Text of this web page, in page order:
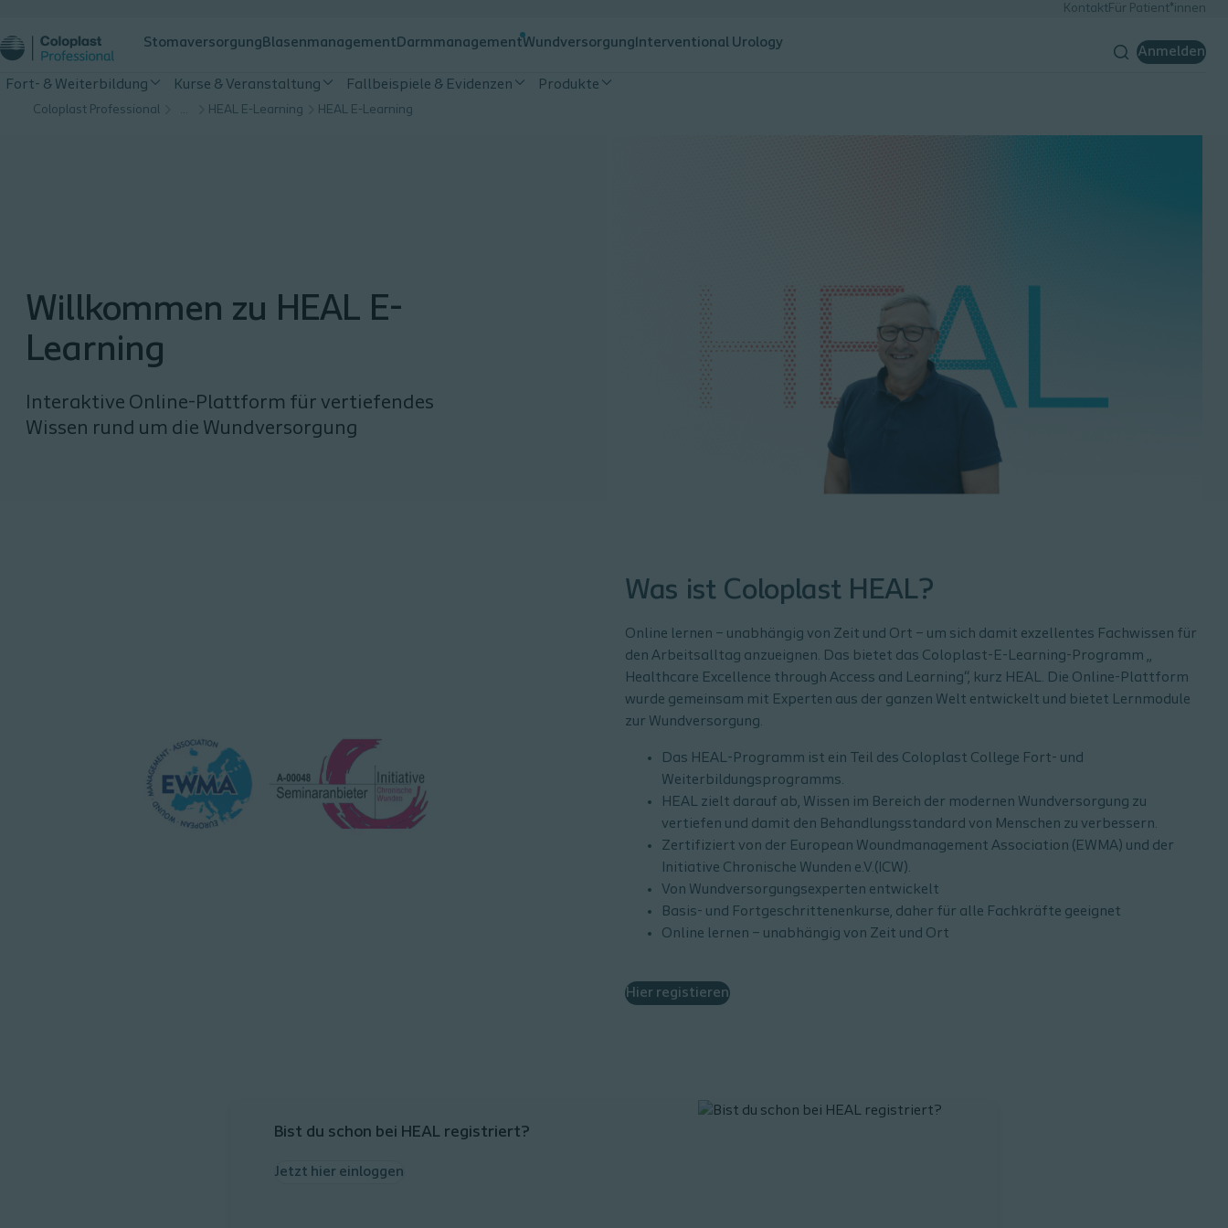
KontaktFür Patient*innen
Stomaversorgung Blasenmanagement DarmmanagementWundversorgung Interventional Urology
Anmelden
Fort- & Weiterbildung Kurse & Veranstaltung Fallbeispiele & Evidenzen Produkte
Coloplast Professional … HEAL E-Learning HEAL E-Learning
Willkommen zu HEAL E-
Learning
Interaktive Online-Plattform für vertiefendes
Wissen rund um die Wundversorgung
Was ist Coloplast HEAL?
Online lernen – unabhängig von Zeit und Ort – um sich damit exzellentes Fachwissen für
den Arbeitsalltag anzueignen. Das bietet das Coloplast-E-Learning-Programm „
Healthcare Excellence through Access and Learning“, kurz HEAL. Die Online-Plattform
wurde gemeinsam mit Experten aus der ganzen Welt entwickelt und bietet Lernmodule
zur Wundversorgung.
Das HEAL-Programm ist ein Teil des Coloplast College Fort- und
Weiterbildungsprogramms.
HEAL zielt darauf ab, Wissen im Bereich der modernen Wundversorgung zu
vertiefen und damit den Behandlungsstandard von Menschen zu verbessern.
Zertifiziert von der European Woundmanagement Association (EWMA) und der
Initiative Chronische Wunden e.V.(ICW).
Von Wundversorgungsexperten entwickelt
Basis- und Fortgeschrittenenkurse, daher für alle Fachkräfte geeignet
Online lernen – unabhängig von Zeit und Ort
Hier registieren
Bist du schon bei HEAL registriert?
Jetzt hier einloggen